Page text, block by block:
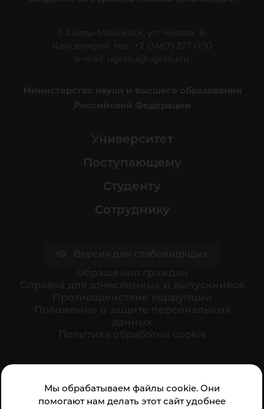
Мы обрабатываем файлы cookie. Они
помогают нам делать этот сайт удобнее
г. Ханты-Мансийск, ул. Чехова, 16
Канцелярия: тел.: +7 (3467) 377-000
e-mail:
ugrasu@ugrasu.ru
Министерство науки и высшего образования
Российской Федерации
Университет
Поступающему
Студенту
Сотруднику
организации: